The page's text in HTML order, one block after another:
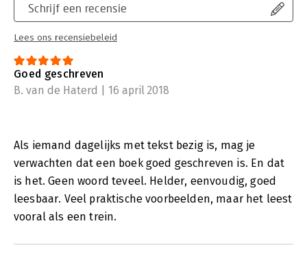
Schrijf een recensie
Lees ons recensiebeleid
Goed geschreven
B. van de Haterd | 16 april 2018
Als iemand dagelijks met tekst bezig is, mag je
verwachten dat een boek goed geschreven is. En dat
is het. Geen woord teveel. Helder, eenvoudig, goed
leesbaar. Veel praktische voorbeelden, maar het leest
vooral als een trein.